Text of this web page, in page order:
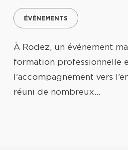
ÉVÉNEMENTS
À Rodez, un événement
formation professionnelle
l’accompagnement vers
réuni de nombreux…